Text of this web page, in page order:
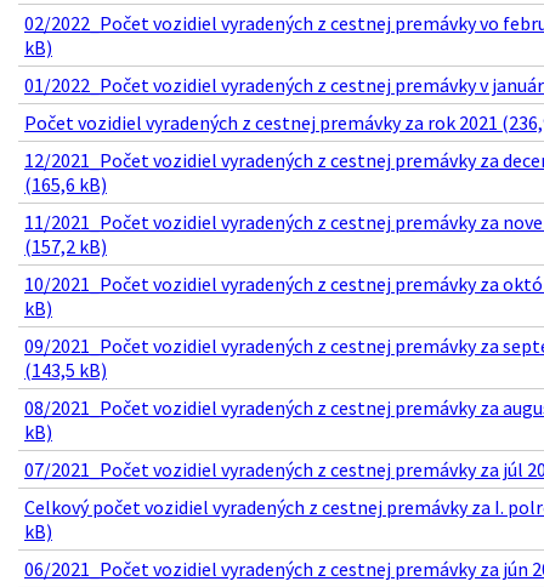
02/2022_Počet vozidiel vyradených z cestnej premávky vo
kB)
01/2022_Počet vozidiel vyradených z cestnej premávky v
Počet vozidiel vyradených z cestnej premávky za rok 2021
12/2021_Počet vozidiel vyradených z cestnej premávky za
(165,6 kB)
11/2021_Počet vozidiel vyradených z cestnej premávky za
(157,2 kB)
10/2021_Počet vozidiel vyradených z cestnej premávky za
kB)
09/2021_Počet vozidiel vyradených z cestnej premávky za
(143,5 kB)
08/2021_Počet vozidiel vyradených z cestnej premávky za
kB)
07/2021_Počet vozidiel vyradených z cestnej premávky za júl
Celkový počet vozidiel vyradených z cestnej premávky za I.
kB)
06/2021_Počet vozidiel vyradených z cestnej premávky za jún